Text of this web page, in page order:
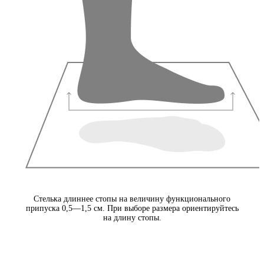
Стелька длиннее стопы на величину функционального
припуска 0,5—1,5 см. При выборе размера ориентируйтесь
на длину стопы.